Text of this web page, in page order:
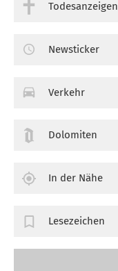
Todesanzeigen
Newsticker
Verkehr
Dolomiten
In der Nähe
Lesezeichen